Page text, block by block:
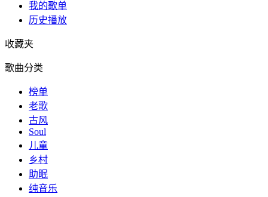
我的歌单
历史播放
收藏夹
歌曲分类
榜单
老歌
古风
Soul
儿童
乡村
助眠
纯音乐